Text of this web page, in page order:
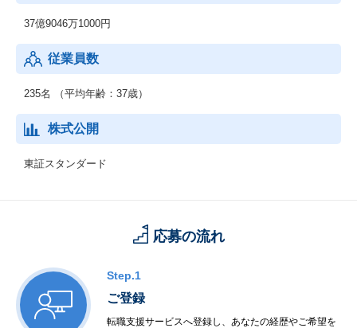
37億9046万1000円
従業員数
235名 （平均年齢：37歳）
株式公開
東証スタンダード
応募の流れ
Step.1
ご登録
転職支援サービスへ登録し、あなたの経歴やご希望を